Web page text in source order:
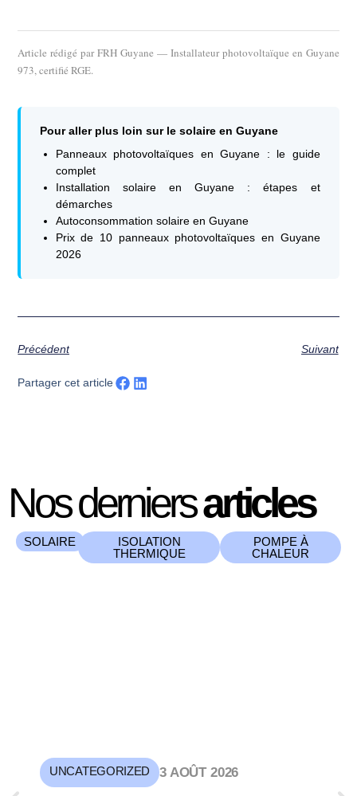
Article rédigé parFRH Guyane — Installateur photovoltaïque en Guyane
973, certifié RGE.
Pour aller plus loin sur le solaire en Guyane
Panneaux photovoltaïques en Guyane : le guide
complet
Installation solaire en Guyane : étapes et
démarches
Autoconsommation solaire en Guyane
Prix de 10 panneaux photovoltaïques en Guyane
2026
Précédent Suivant
Partager cet article
Nos derniersarticles
SOLAIRE
ISOLATION
THERMIQUE
POMPE À
CHALEUR
UNCATEGORIZED 3 AOÛT 2026